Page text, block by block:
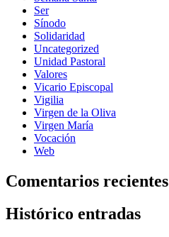
Ser
Sínodo
Solidaridad
Uncategorized
Unidad Pastoral
Valores
Vicario Episcopal
Vigilia
Virgen de la Oliva
Virgen María
Vocación
Web
Comentarios recientes
Histórico entradas